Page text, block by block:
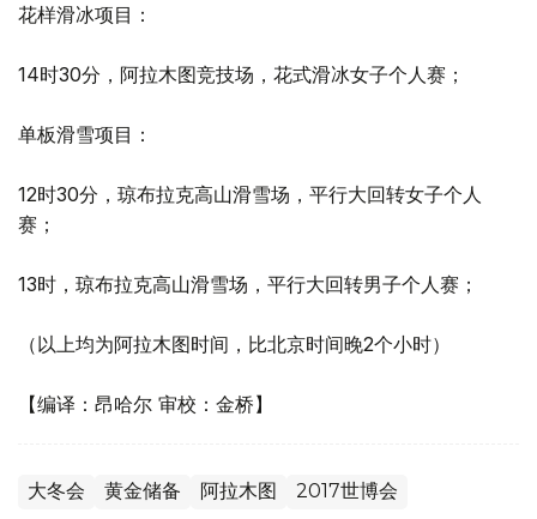
花样滑冰项目：
14时30分，阿拉木图竞技场，花式滑冰女子个人赛；
单板滑雪项目：
12时30分，琼布拉克高山滑雪场，平行大回转女子个人
赛；
13时，琼布拉克高山滑雪场，平行大回转男子个人赛；
（以上均为阿拉木图时间，比北京时间晚2个小时）
【编译：昂哈尔 审校：金桥】
大冬会 黄金储备 阿拉木图 2017世博会